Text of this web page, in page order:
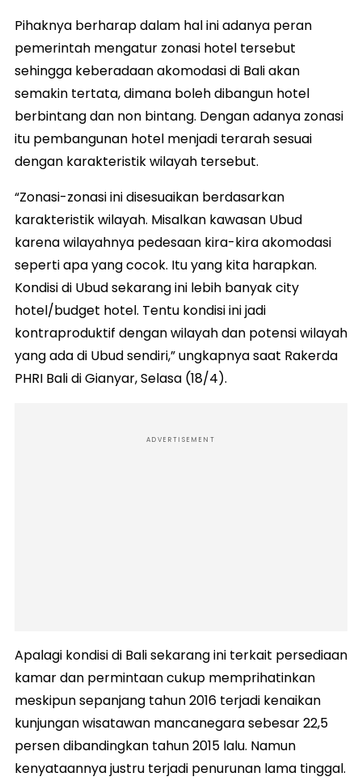
Pihaknya berharap dalam hal ini adanya peran
pemerintah mengatur zonasi hotel tersebut
sehingga keberadaan akomodasi di Bali akan
semakin tertata, dimana boleh dibangun hotel
berbintang dan non bintang. Dengan adanya zonasi
itu pembangunan hotel menjadi terarah sesuai
dengan karakteristik wilayah tersebut.
“Zonasi-zonasi ini disesuaikan berdasarkan
karakteristik wilayah. Misalkan kawasan Ubud
karena wilayahnya pedesaan kira-kira akomodasi
seperti apa yang cocok. Itu yang kita harapkan.
Kondisi di Ubud sekarang ini lebih banyak city
hotel/budget hotel. Tentu kondisi ini jadi
kontraproduktif dengan wilayah dan potensi wilayah
yang ada di Ubud sendiri,” ungkapnya saat Rakerda
PHRI Bali di Gianyar, Selasa (18/4).
ADVERTISEMENT
Apalagi kondisi di Bali sekarang ini terkait persediaan
kamar dan permintaan cukup memprihatinkan
meskipun sepanjang tahun 2016 terjadi kenaikan
kunjungan wisatawan mancanegara sebesar 22,5
persen dibandingkan tahun 2015 lalu. Namun
kenyataannya justru terjadi penurunan lama tinggal.